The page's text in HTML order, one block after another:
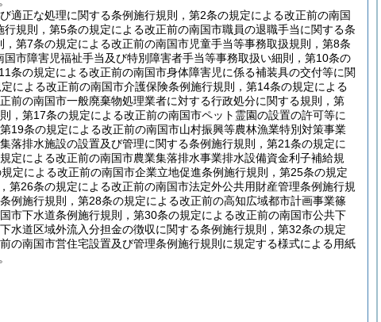
適正な処理に関する条例施行規則，第2条の規定による改正前の南国
規則，第5条の規定による改正前の南国市職員の退職手当に関する条
第7条の規定による改正前の南国市児童手当等事務取扱規則，第8条
市障害児福祉手当及び特別障害者手当等事務取扱い細則，第10条の
条の規定による改正前の南国市身体障害児に係る補装具の交付等に関
による改正前の南国市介護保険条例施行規則，第14条の規定による
前の南国市一般廃棄物処理業者に対する行政処分に関する規則，第
，第17条の規定による改正前の南国市ペット霊園の設置の許可等に
19条の規定による改正前の南国市山村振興等農林漁業特別対策事業
落排水施設の設置及び管理に関する条例施行規則，第21条の規定に
定による改正前の南国市農業集落排水事業排水設備資金利子補給規
定による改正前の南国市企業立地促進条例施行規則，第25条の規定
26条の規定による改正前の南国市法定外公共用財産管理条例施行規
例施行規則，第28条の規定による改正前の高知広域都市計画事業篠
市下水道条例施行規則，第30条の規定による改正前の南国市公共下
水道区域外流入分担金の徴収に関する条例施行規則，第32条の規定
の南国市営住宅設置及び管理条例施行規則に規定する様式による用紙